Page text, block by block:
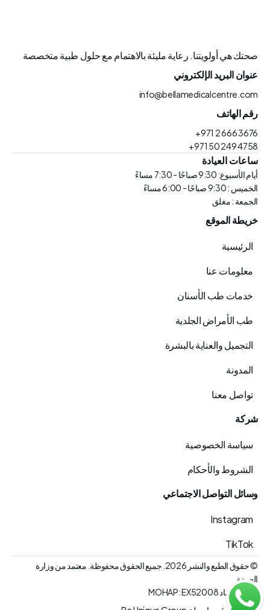
صحتك هي أولويتنا. رعاية مليئة بالاهتمام مع حلول طبية متخصصة
عنوان البريد الإلكتروني
info@bellamedicalcentre.com
رقم الهاتف
+971 2 666 3676
+971 50 249 4758
ساعات العيادة
أيام الأسبوع: 9:30 صباحًا - 7:30 مساءً
الخميس : 9:30 صباحًا - 6:00 مساءً
الجمعة : مغلق
خريطة الموقع
الرئيسية
معلومات عنا
خدمات طب الأسنان
طب الأمراض الجلدية
التجميل والعناية بالبشرة
المدونة
تواصل معنا
شركة
سياسة الخصوصية
الشروط والأحكام
وسائل التواصل الاجتماعي
Instagram
TikTok
الصحة.
رقم الاعتماد MOHAP: EX52008